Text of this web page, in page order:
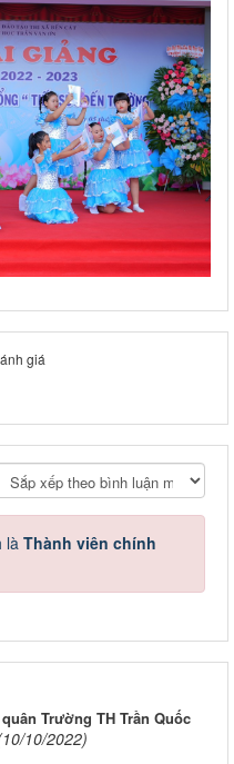
giá
là Thành viên chính
Trường TH Trần Quốc
10/2022)